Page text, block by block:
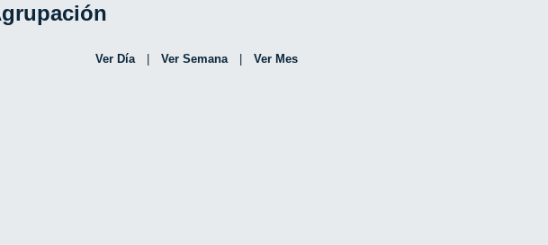
Ver Día Ver Semana Ver Mes